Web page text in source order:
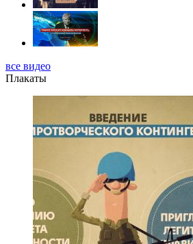
все видео
Плакаты